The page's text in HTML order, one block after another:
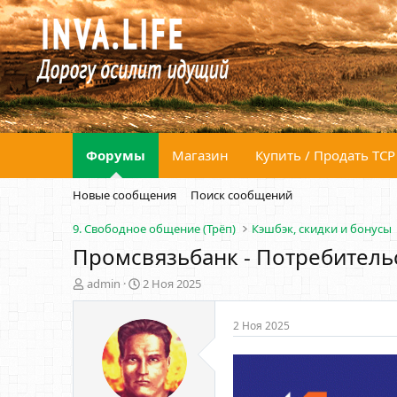
Форумы Магазин Купить / Продать ТСР
Новые сообщения Поиск сообщений
9. Свободное общение (Трёп) Кэшбэк, скидки и бонусы
Промсвязьбанк -
А
в
admin
Д
а
а
н
а
ч
2 Ноя 2025
2 Ноя 2025